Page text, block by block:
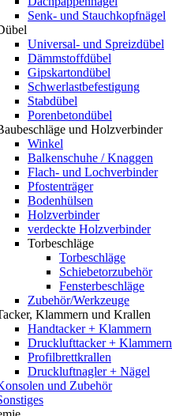
Senk- und Stauchkopfnägel
Universal- und Spreizdübel
Dämmstoffdübel
Gipskartondübel
Schwerlastbefestigung
Stabdübel
Porenbetondübel
und Holzverbinder
Winkel
Balkenschuhe / Knaggen
Flach- und Lochverbinder
Pfostenträger
Bodenhülsen
Holzverbinder
verdeckte Holzverbinder
Torbeschläge
Torbeschläge
Schiebetorzubehör
Fensterbeschläge
Zubehör/Werkzeuge
Klammern und Krallen
Handtacker + Klammern
Drucklufttacker + Klammern
Profilbrettkrallen
Druckluftnagler + Nägel
und Zubehör